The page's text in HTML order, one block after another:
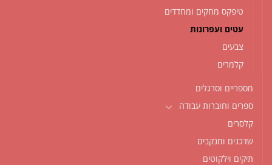
טיפקס מחקים ומחדדים
עטים ועפרונות
צבעים
קלמרים
מספריים וסרגלים
ספרים וחוברות עבודה
קלסרים
שדכנים ומנקבים
תיקים וילקוטים